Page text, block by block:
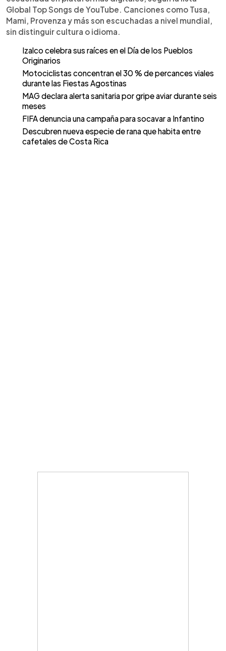
Global Top Songs de YouTube. Canciones como Tusa,
Mami, Provenza y más son escuchadas a nivel mundial,
sin distinguir cultura o idioma.
Izalco celebra sus raíces en el Día de los Pueblos
Originarios
Motociclistas concentran el 30 % de percances viales
durante las Fiestas Agostinas
MAG declara alerta sanitaria por gripe aviar durante seis
meses
FIFA denuncia una campaña para socavar a Infantino
Descubren nueva especie de rana que habita entre
cafetales de Costa Rica